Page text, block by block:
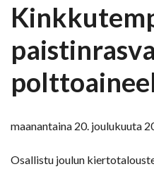
paistinrasva
maanantaina 20. joulukuuta
Osallistu joulun